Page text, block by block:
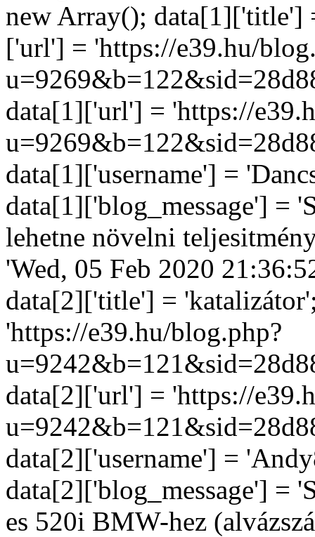
new Array(); data[1]['title']
['url'] = 'https://e39.hu/
data[1]['url'] = 'https://
data[1]['username'] =
data[1]['blog_message'] =
lehetne növelni
'Wed, 05 Feb 2020
data[2]['title'] =
'https://e39.hu/blog.php?
data[2]['url'] = 'https://
data[2]['username'] =
data[2]['blog_message'] =
es 520i BMW-hez